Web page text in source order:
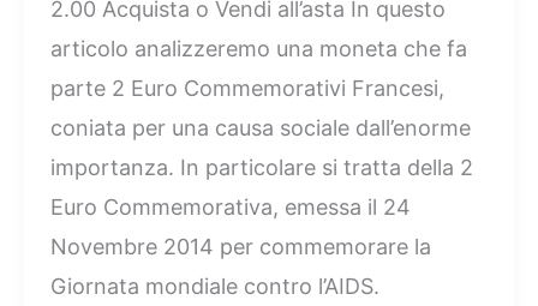
2.00 Acquista o Vendi all’asta In questo
articolo analizzeremo una moneta che fa
parte 2 Euro Commemorativi Francesi,
coniata per una causa sociale dall’enorme
importanza. In particolare si tratta della 2
Euro Commemorativa, emessa il 24
Novembre 2014 per commemorare la
Giornata mondiale contro l’AIDS.